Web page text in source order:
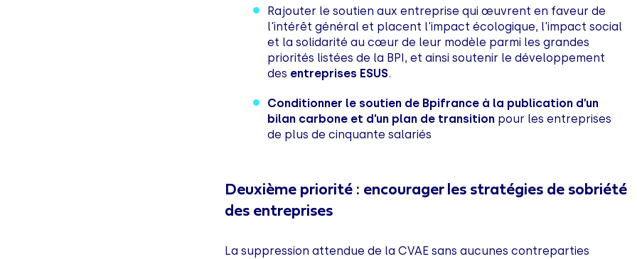
Rajouter le soutien aux entreprise qui œuvrent en faveur de
l'intérêt général et placent l'impact écologique, l'impact social
et la solidarité au cœur de leur modèle parmi les grandes
priorités listées de la BPI, et ainsi soutenir le développement
des entreprises ESUS.
Conditionner le soutien de Bpifrance à la publication d’un
bilan carbone et d’un plan de transition pour les entreprises
de plus de cinquante salariés
Deuxième priorité : encourager les stratégies de sobriété
des entreprises
La suppression attendue de la CVAE sans aucunes contreparties